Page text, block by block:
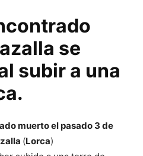
se
subir a una
muerto el pasado 3 de
(Lorca)